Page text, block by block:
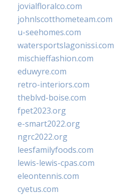
jovialfloralco.com
johnlscotthometeam.com
u-seehomes.com
watersportslagonissi.com
mischieffashion.com
eduwyre.com
retro-interiors.com
theblvd-boise.com
fpet2023.org
e-smart2022.org
ngrc2022.org
leesfamilyfoods.com
lewis-lewis-cpas.com
eleontennis.com
cyetus.com